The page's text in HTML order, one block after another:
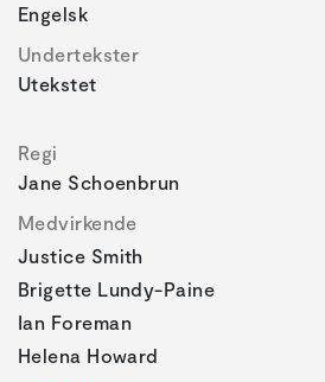
Engelsk
Undertekster
Utekstet
Regi
Jane Schoenbrun
Medvirkende
Justice Smith
Brigette Lundy-Paine
Ian Foreman
Helena Howard